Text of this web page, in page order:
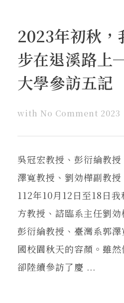
2023年初秋，
步在退溪路
大學參訪五記
with No Comment 2023
吳冠宏教授、彭衍綸教
澤寬教授、劉効樺副
112年10月12日至18日
方教授、諮臨系主任劉
彭衍綸教授、臺灣系郭
國校園秋天的容顏。雖然
卻陸續參訪了慶 ...